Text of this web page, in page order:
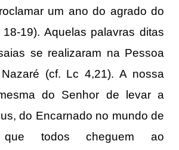
um ano do agrado do
19). Aquelas palavras ditas
se realizaram na Pessoa
(cf. Lc 4,21). A nossa
do Senhor de levar a
do Encarnado no mundo de
todos cheguem ao